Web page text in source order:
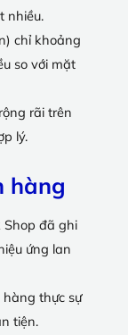
nhiều.
chỉ khoảng
so với mặt
rãi trên
lý.
hàng
Shop đã ghi
ứng lan
thực sự
tiện.